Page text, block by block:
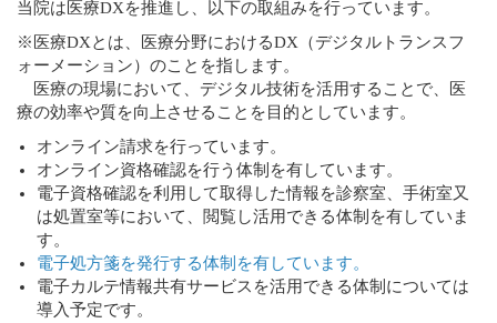
当院は医療DXを推進し、以下の取組みを行っています。
※医療DXとは、医療分野におけるDX（デジタルトランスフ
ォーメーション）のことを指します。
医療の現場において、デジタル技術を活用することで、医
療の効率や質を向上させることを目的としています。
オンライン請求を行っています。
オンライン資格確認を行う体制を有しています。
電子資格確認を利用して取得した情報を診察室、手術室又
は処置室等において、閲覧し活用できる体制を有していま
す。
電子処方箋を発行する体制を有しています。
電子カルテ情報共有サービスを活用できる体制については
導入予定です。